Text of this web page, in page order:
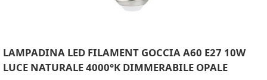
LAMPADINA LED FILAMENT GOCCIA A60 E27 10W
LUCE NATURALE 4000°K DIMMERABILE OPALE